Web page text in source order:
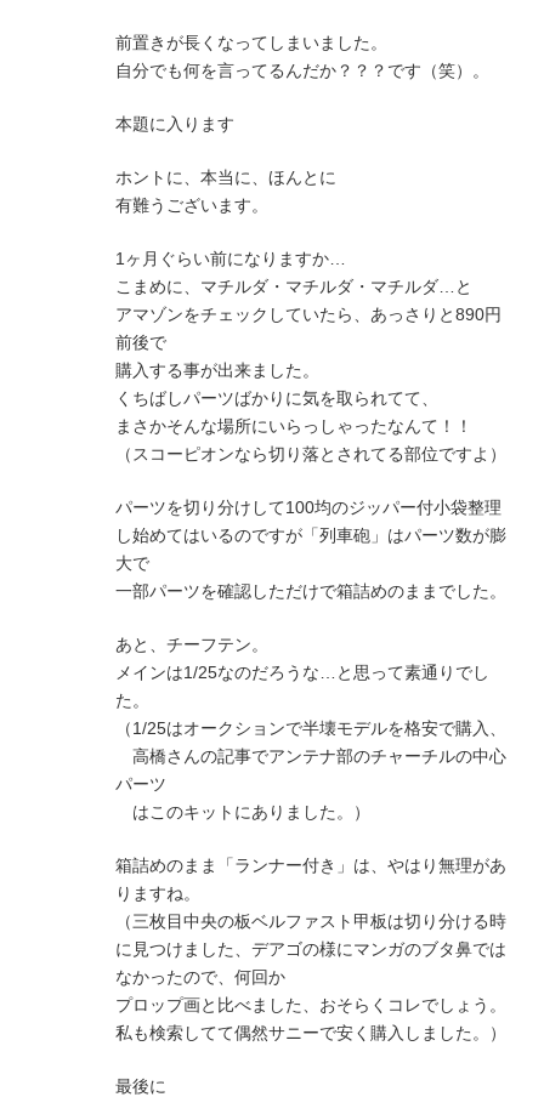
前置きが長くなってしまいました。
自分でも何を言ってるんだか？？？です（笑）。
本題に入ります
ホントに、本当に、ほんとに
有難うございます。
1ヶ月ぐらい前になりますか…
こまめに、マチルダ・マチルダ・マチルダ…と
アマゾンをチェックしていたら、あっさりと890円
前後で
購入する事が出来ました。
くちばしパーツばかりに気を取られてて、
まさかそんな場所にいらっしゃったなんて！！
（スコーピオンなら切り落とされてる部位ですよ）
パーツを切り分けして100均のジッパー付小袋整理
し始めてはいるのですが「列車砲」はパーツ数が膨
大で
一部パーツを確認しただけで箱詰めのままでした。
あと、チーフテン。
メインは1/25なのだろうな…と思って素通りでし
た。
（1/25はオークションで半壊モデルを格安で購入、
高橋さんの記事でアンテナ部のチャーチルの中心
パーツ
はこのキットにありました。）
箱詰めのまま「ランナー付き」は、やはり無理があ
りますね。
（三枚目中央の板ベルファスト甲板は切り分ける時
に見つけました、デアゴの様にマンガのブタ鼻では
なかったので、何回か
プロップ画と比べました、おそらくコレでしょう。
私も検索してて偶然サニーで安く購入しました。）
最後に